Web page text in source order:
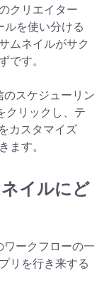
クリエイター
を使い分ける
ムネイルがサク
です。
スケジューリン
クリックし、テ
カスタマイズ
ます。
イルにど
ークフローの一
リを行き来する